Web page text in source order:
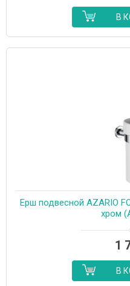
В
Ерш подвесной AZARIO
хром
1
В